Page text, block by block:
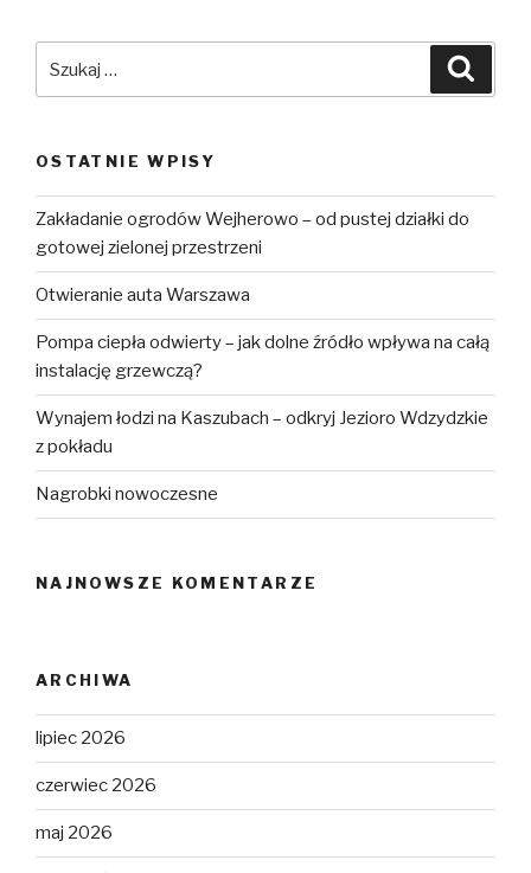
OSTATNIE WPISY
Zakładanie ogrodów Wejherowo – od pustej działki do
gotowej zielonej przestrzeni
Otwieranie auta Warszawa
Pompa ciepła odwierty – jak dolne źródło wpływa na całą
instalację grzewczą?
Wynajem łodzi na Kaszubach – odkryj Jezioro Wdzydzkie
z pokładu
Nagrobki nowoczesne
NAJNOWSZE KOMENTARZE
ARCHIWA
lipiec 2026
czerwiec 2026
maj 2026